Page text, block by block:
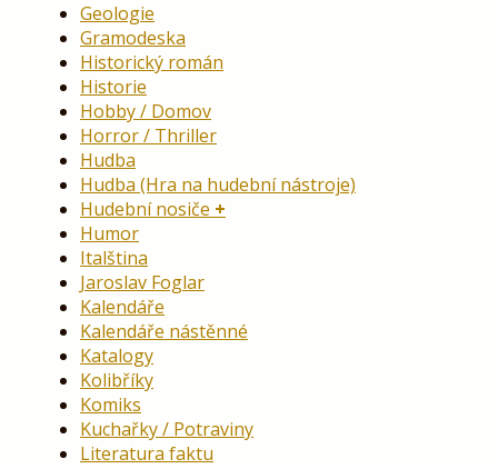
Geologie
Gramodeska
Historický román
Historie
Hobby / Domov
Horror / Thriller
Hudba
Hudba (Hra na hudební nástroje)
Hudební nosiče
Humor
Italština
Jaroslav Foglar
Kalendáře
Kalendáře nástěnné
Katalogy
Kolibříky
Komiks
Kuchařky / Potraviny
Literatura faktu